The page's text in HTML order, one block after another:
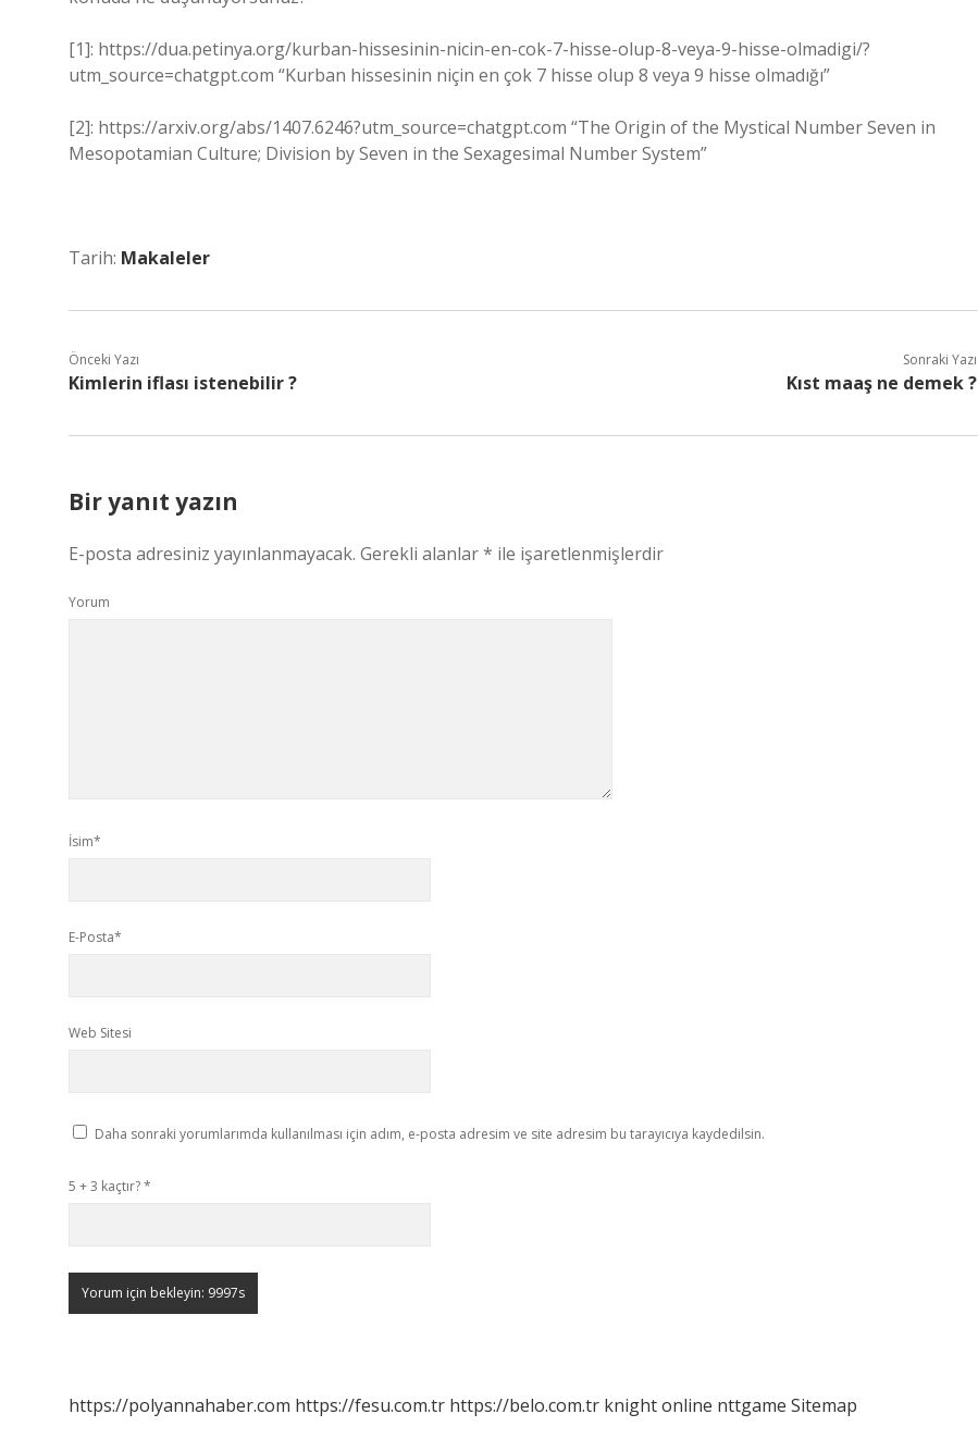
[1]: https://dua.petinya.org/kurban-hissesinin-nicin-en-cok-7-hisse-olup-8-veya-9-hisse-olmadigi/?
utm_source=chatgpt.com “Kurban hissesinin niçin en çok 7 hisse olup 8 veya 9 hisse olmadığı”
[2]: https://arxiv.org/abs/1407.6246?utm_source=chatgpt.com “The Origin of the Mystical Number Seven in
Mesopotamian Culture; Division by Seven in the Sexagesimal Number System”
Tarih: Makaleler
Önceki Yazı
Kimlerin iflası istenebilir ?
Sonraki Yazı
Kıst maaş ne demek ?
Bir yanıt yazın
E-posta adresiniz yayınlanmayacak. Gerekli alanlar* ile işaretlenmişlerdir
Yorum
İsim*
E-Posta*
Web Sitesi
Daha sonraki yorumlarımda kullanılması için adım, e-posta adresim ve site adresim bu tarayıcıya kaydedilsin.
5 + 3 kaçtır?*
https://polyannahaber.com https://fesu.com.tr https://belo.com.tr knight online nttgame Sitemap